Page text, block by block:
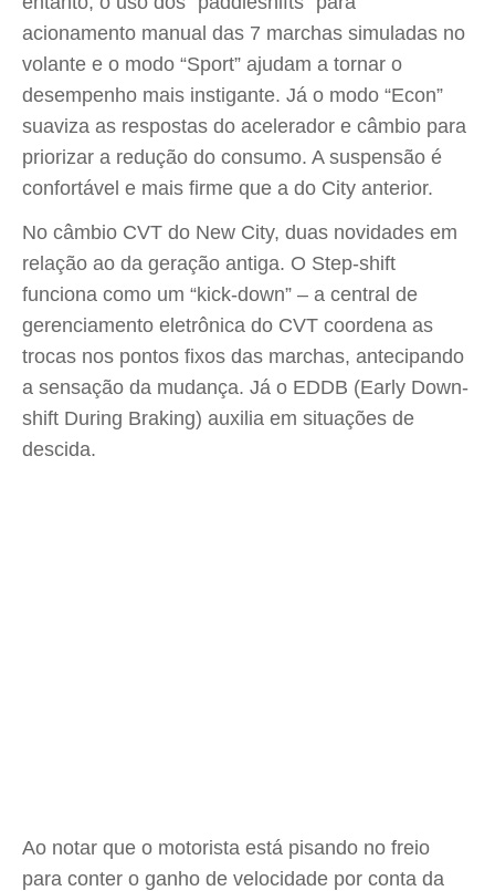
acionamento manual das 7 marchas simuladas no
volante e o modo “Sport” ajudam a tornar o
desempenho mais instigante. Já o modo “Econ”
suaviza as respostas do acelerador e câmbio para
priorizar a redução do consumo. A suspensão é
confortável e mais firme que a do City anterior.
No câmbio CVT do New City, duas novidades em
relação ao da geração antiga. O Step-shift
funciona como um “kick-down” – a central de
gerenciamento eletrônica do CVT coordena as
trocas nos pontos fixos das marchas, antecipando
a sensação da mudança. Já o EDDB (Early Down-
shift During Braking) auxilia em situações de
descida.
Ao notar que o motorista está pisando no freio
para conter o ganho de velocidade por conta da